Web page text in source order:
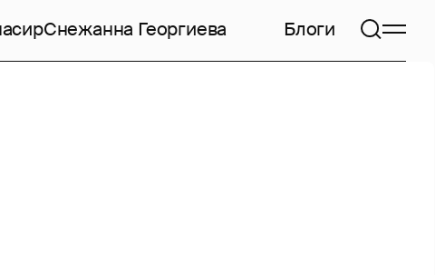
Снежанна Георгиева Блоги